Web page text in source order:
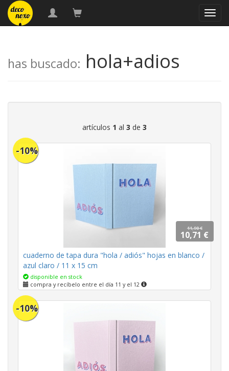
has buscado: hola+adios
artículos 1 al 3 de 3
-10%
11,90 €
10,71 €
cuaderno de tapa dura "hola / adiós" hojas en blanco /
azul claro / 11 x 15 cm
disponible en stock
compra y recíbelo entre el día 11 y el 12
-10%